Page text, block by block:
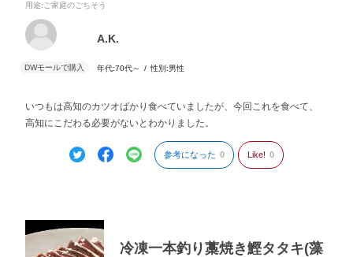
用途:ご家庭のごちそう
A.K.
年代:70代～ 性別:男性
いつもは高知のカツオばかり食べていましたが、今回これを食べて、
高知にこだわる必要がないとわかりました。
参考になった 0 Like! 0
冷凍一本釣り藁焼き鰹タタキ(藻